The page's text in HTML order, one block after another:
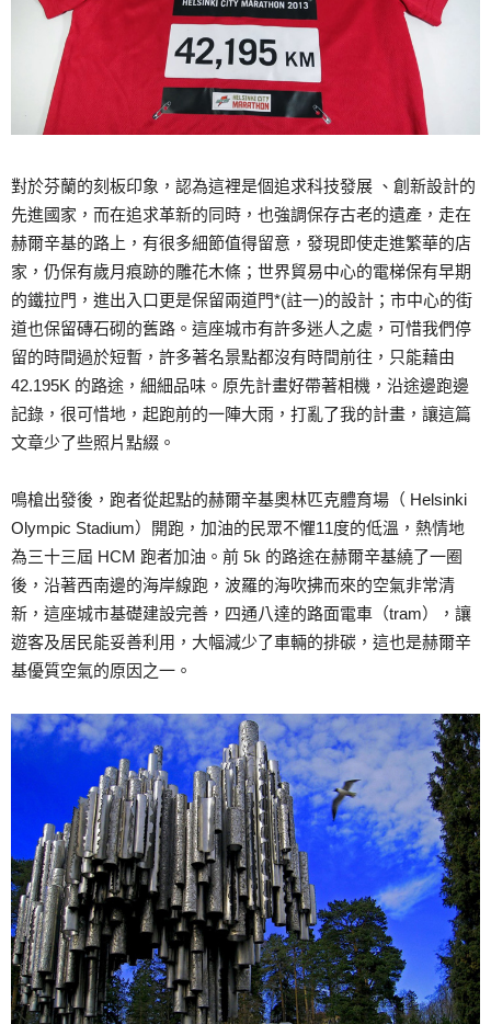
對於芬蘭的刻板印象，認為這裡是個追求科技發展 、創新設計的
先進國家，而在追求革新的同時，也強調保存古老的遺產，走在
赫爾辛基的路上，有很多細節值得留意，發現即使走進繁華的店
家，仍保有歲月痕跡的雕花木條；世界貿易中心的電梯保有早期
的鐵拉門，進出入口更是保留兩道門*(註一)的設計；市中心的街
道也保留磚石砌的舊路。這座城市有許多迷人之處，可惜我們停
留的時間過於短暫，許多著名景點都沒有時間前往，只能藉由
42.195K 的路途，細細品味。原先計畫好帶著相機，沿途邊跑邊
記錄，很可惜地，起跑前的一陣大雨，打亂了我的計畫，讓這篇
文章少了些照片點綴。
鳴槍出發後，跑者從起點的赫爾辛基奧林匹克體育場（ Helsinki
Olympic Stadium）開跑，加油的民眾不懼11度的低溫，熱情地
為三十三屆 HCM 跑者加油。前 5k 的路途在赫爾辛基繞了一圈
後，沿著西南邊的海岸線跑，波羅的海吹拂而來的空氣非常清
新，這座城市基礎建設完善，四通八達的路面電車（tram），讓
遊客及居民能妥善利用，大幅減少了車輛的排碳，這也是赫爾辛
基優質空氣的原因之一。